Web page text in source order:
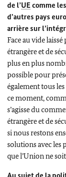
de l’UE comme
d’autres pays
arrière sur
Face au vide
étrangère et de
plus en plus
possible pour
également tous
ce moment,
s’agisse du
étrangère et de
si nous restons
solutions avec les
que l’Union ne